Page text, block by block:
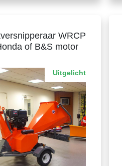
WRCP
of B&S motor
Uitgelicht